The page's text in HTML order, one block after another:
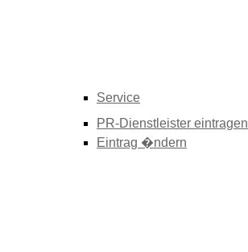
Service
PR-Dienstleister eintragen
Eintrag �ndern